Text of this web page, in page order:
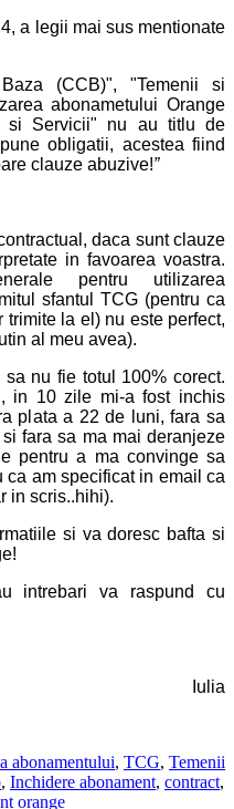
a legii mai sus mentionate
(CCB)", "Temenii si
abonametului Orange
si Servicii" nu au titlu de
obligatii, acestea fiind
clauze abuzive!”
daca sunt clauze
in favoarea voastra.
pentru utilizarea
sfantul TCG (pentru ca
la el) nu este perfect,
al meu avea).
nu fie totul 100% corect.
in 10 zile mi-a fost inchis
plata a 22 de luni, fara sa
fara sa ma mai deranjeze
pentru a ma convinge sa
ca am specificat in email ca
in scris..hihi).
si va doresc bafta si
intrebari va raspund cu
Iulia
abonamentului, TCG, Temenii
, Inchidere abonament, contract,
orange